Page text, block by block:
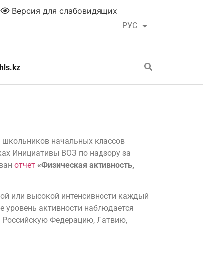
РУС
ҚАЗ
Версия для слабовидящих
начальных классов
Инициативы ВОЗ по надзору за
отчет «Физическая активность,
или высокой интенсивности каждый
уровень активности наблюдается
Российскую Федерацию, Латвию,